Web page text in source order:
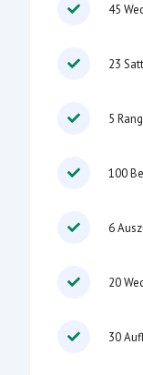
45
23
5
100
6
20
30